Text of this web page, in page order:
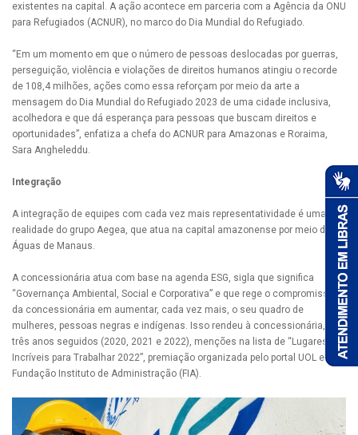
existentes na capital. A ação acontece em parceria com a Agência da ONU
para Refugiados (ACNUR), no marco do Dia Mundial do Refugiado.
“Em um momento em que o número de pessoas deslocadas por guerras,
perseguição, violência e violações de direitos humanos atingiu o recorde
de 108,4 milhões, ações como essa reforçam por meio da arte a
mensagem do Dia Mundial do Refugiado 2023 de uma cidade inclusiva,
acolhedora e que dá esperança para pessoas que buscam direitos e
oportunidades”, enfatiza a chefa do ACNUR para Amazonas e Roraima,
Sara Angheleddu.
Integração
A integração de equipes com cada vez mais representatividade é uma
realidade do grupo Aegea, que atua na capital amazonense por meio da
Águas de Manaus.
A concessionária atua com base na agenda ESG, sigla que significa
“Governança Ambiental, Social e Corporativa” e que rege o compromisso
da concessionária em aumentar, cada vez mais, o seu quadro de
mulheres, pessoas negras e indígenas. Isso rendeu à concessionária, por
três anos seguidos (2020, 2021 e 2022), menções na lista de “Lugares
Incríveis para Trabalhar 2022”, premiação organizada pelo portal UOL e
Fundação Instituto de Administração (FIA).